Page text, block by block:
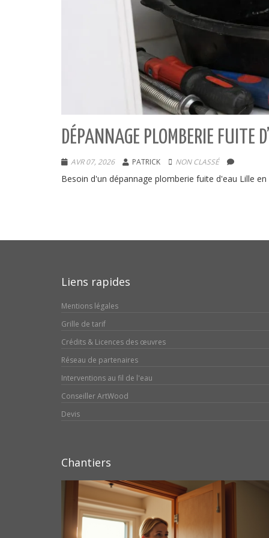
DÉPANNAGE PLOMBERIE
AVR 07, 2026 PATRICK NON CLASSÉ
Besoin d'un dépannage plomberie fuite d'eau Lille
Liens rapides
Mentions légales
Grille de tarif
Crédits & Licences des œuvres
Réseau de partenaires
Interventions au fil de l'eau
Conseiller ArtWood
Devis
Chantiers